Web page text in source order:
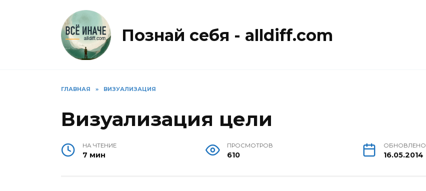
Познай себя - alldiff.com
ГЛАВНАЯ » ВИЗУАЛИЗАЦИЯ
Визуализация цели
НА ЧТЕНИЕ
7 мин
ПРОСМОТРОВ
610
ОБНОВЛЕНО
16.05.2014